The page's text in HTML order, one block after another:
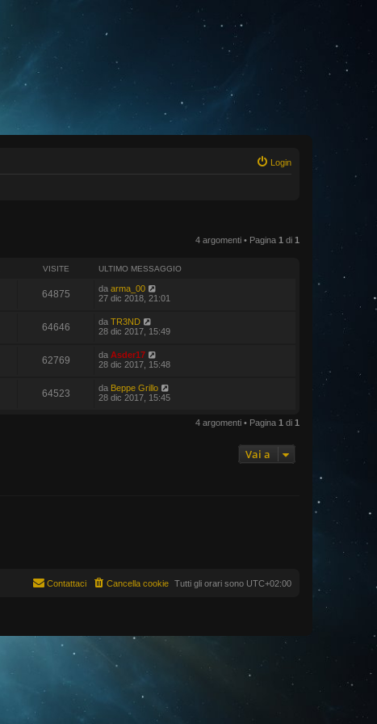
Login
4 argomenti • Pagina 1 di 1
VISITE ULTIMO MESSAGGIO
64875 da arma_00
27 dic 2018, 21:01
64646 da TR3ND
28 dic 2017, 15:49
62769 da Asder17
28 dic 2017, 15:48
64523 da Beppe Grillo
28 dic 2017, 15:45
4 argomenti • Pagina 1 di 1
Vai a
Tutti gli orari sono UTC+02:00
Cancella cookie
Contattaci